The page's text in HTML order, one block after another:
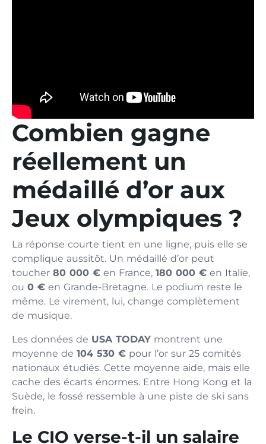
Combien gagne
réellement un
médaillé d’or aux
Jeux olympiques ?
La réponse courte tient en une ligne, puis elle se
complique aussitôt. Un médaillé d’or peut
toucher 80 000 € en France, 180 000 € en Italie,
ou 0 € en Grande-Bretagne. Le podium reste le
même. Le virement, lui, change complètement
de musique.
Les données de USA TODAY montrent une
moyenne de 104 530 € pour l’or sur 25 comités
nationaux étudiés. Cette moyenne aide, mais elle
cache des écarts énormes. Entre Hong Kong et la
Suède, le fossé ressemble à une piste de ski sans
frein.
Le CIO verse-t-il un salaire